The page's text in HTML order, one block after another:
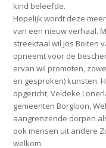
kind beleefde.
Hopelijk wordt deze
van een nieuw verhaal.
streektaal wil Jos Boiten
opneemt voor de
ervan wil promoten,
en gesproken) kunsten.
opgericht, Veldeke
gemeenten Borgloon,
aangrenzende dorpen
ook mensen uit andere
welkom.